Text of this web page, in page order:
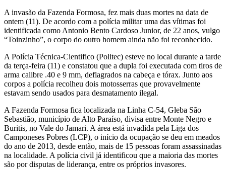
A invasão da Fazenda Formosa, fez mais duas mortes na data de
ontem (11). De acordo com a polícia militar uma das vítimas foi
identificada como Antonio Bento Cardoso Junior, de 22 anos, vulgo
“Toinzinho”, o corpo do outro homem ainda não foi reconhecido.
A Polícia Técnica-Cientifico (Politec) esteve no local durante a tarde
da terça-feira (11) e constatou que a dupla foi executada com tiros de
arma calibre .40 e 9 mm, deflagrados na cabeça e tórax. Junto aos
corpos a polícia recolheu dois motosserras que provavelmente
estavam sendo usados para desmatamento ilegal.
A Fazenda Formosa fica localizada na Linha C-54, Gleba São
Sebastião, município de Alto Paraíso, divisa entre Monte Negro e
Buritis, no Vale do Jamari. A área está invadida pela Liga dos
Camponeses Pobres (LCP), o início da ocupação se deu em meados
do ano de 2013, desde então, mais de 15 pessoas foram assassinadas
na localidade. A polícia civil já identificou que a maioria das mortes
são por disputas de liderança, entre os próprios invasores.